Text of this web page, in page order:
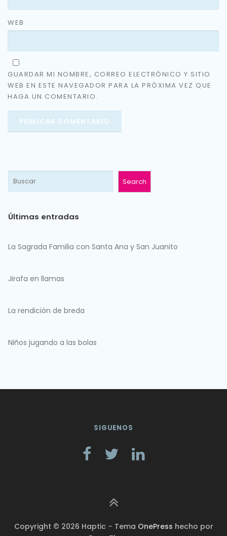
WEB
GUARDAR MI NOMBRE, CORREO ELECTRÓNICO Y SITIO
WEB EN ESTE NAVEGADOR PARA LA PRÓXIMA VEZ QUE
HAGA UN COMENTARIO.
Search
Últimas entradas
La Sagrada Familia con Santa Ana y San Juanito
Jirafa en llamas
La rendición de breda
Niños jugando a las bolas
SIGUENOS
Copyright © 2026 Haptic – Tema OnePress hecho por